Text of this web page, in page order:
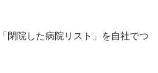
閉院した病院リスト」を自社でつ